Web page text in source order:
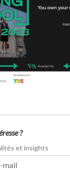
?
et insights